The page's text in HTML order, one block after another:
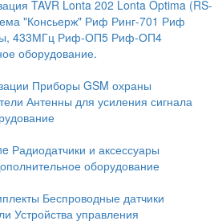
TAVR Lonta 202 Lonta Optima (RS-
"Консьерж" Риф Ринг-701 Риф
433МГц Риф-ОП5 Риф-ОП4
оборудование.
Приборы GSM охраны
Антенны для усиления сигнала
Радиодатчики и аксессуары
оборудование
Беспроводные датчики
Устройства управления